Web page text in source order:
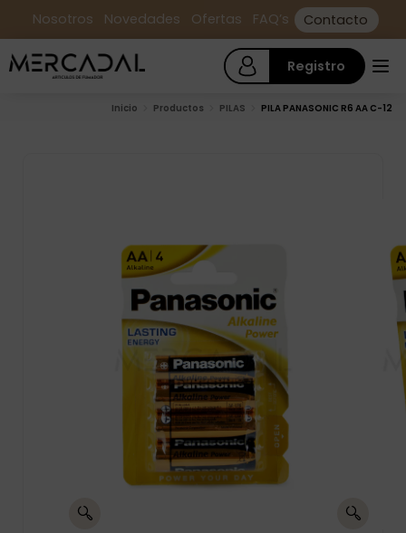
Nosotros Novedades Ofertas FAQ’s Contacto
Registro
Inicio Productos PILAS PILA PANASONIC R6 AA C-12